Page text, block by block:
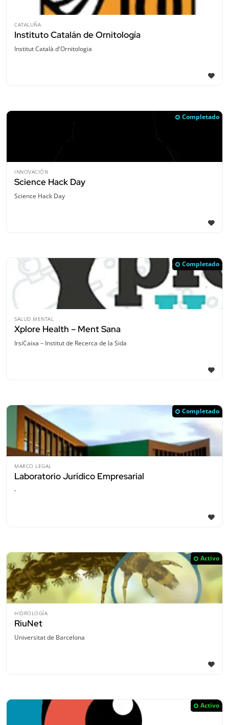
CATALUÑA
Instituto Catalán de Ornitología
Institut Català d'Ornitologia
Completado
INNOVACIÓN
Science Hack Day
Science Hack Day
Completado
SALUD MENTAL
Xplore Health – Ment Sana
IrsiCaixa – Institut de Recerca de la Sida
Completado
MARCO LEGAL
Laboratorio Jurídico Empresarial
-
Activo
HIDROLOGÍA
RiuNet
Universitat de Barcelona
Activo